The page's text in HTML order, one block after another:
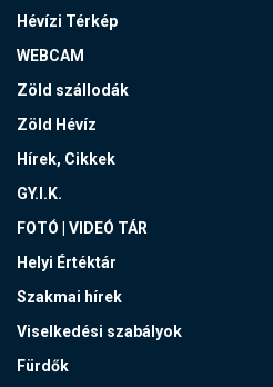
Hévízi Térkép
WEBCAM
Zöld szállodák
Zöld Hévíz
Hírek, Cikkek
GY.I.K.
FOTÓ | VIDEÓ TÁR
Helyi Értéktár
Szakmai hírek
Viselkedési szabályok
Fürdők